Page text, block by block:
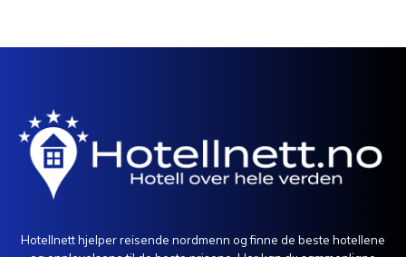
Hotellnett hjelper reisende nordmenn og finne de beste hotellene